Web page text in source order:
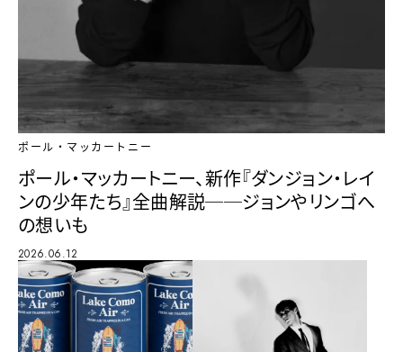
ポール・マッカートニー
ポール・マッカートニー、新作『ダンジョン・レイ
ンの少年たち』全曲解説──ジョンやリンゴへ
の想いも
2026.06.12